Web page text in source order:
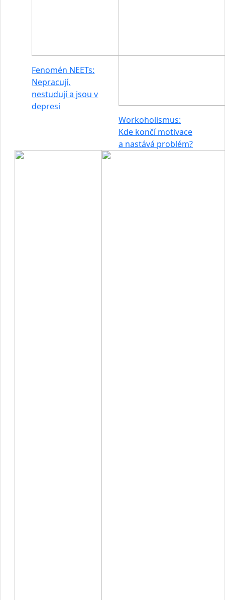
Fenomén NEETs:
Nepracují,
nestudují a jsou v
depresi
Workoholismus:
Kde končí motivace
a nastává problém?